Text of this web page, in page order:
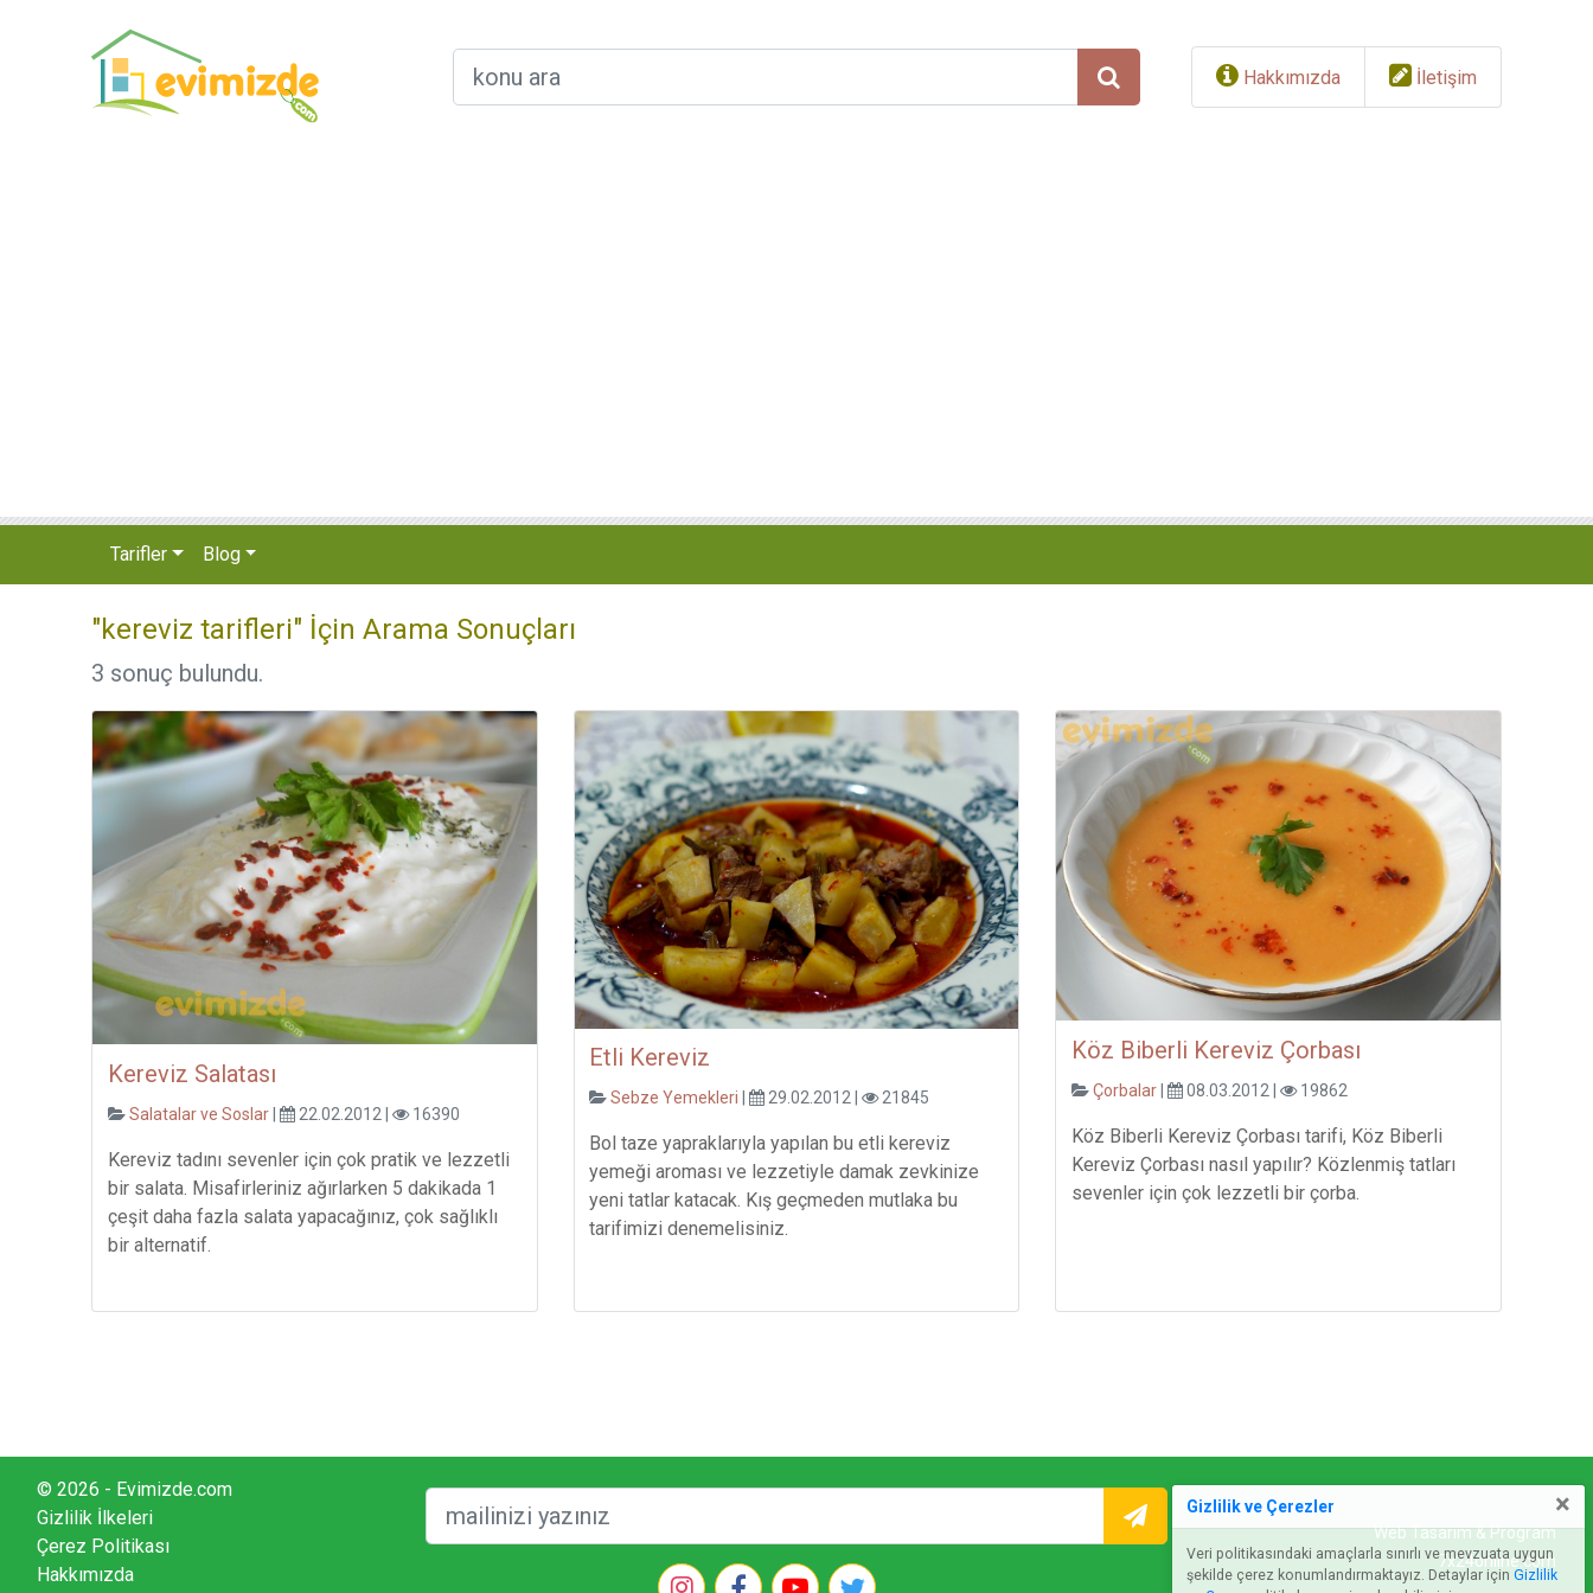
Hakkımızda İletişim
Tarifler Blog
"kereviz tarifleri" İçin Arama Sonuçları
3 sonuç bulundu.
Kereviz Salatası
Salatalar ve Soslar 22.02.2012 | 16390
Kereviz tadını sevenler için çok pratik ve lezzetli
bir salata. Misafirleriniz ağırlarken 5 dakikada 1
çeşit daha fazla salata yapacağınız, çok sağlıklı
bir alternatif.
Etli Kereviz
Sebze Yemekleri | 29.02.2012 | 21845
Bol taze yapraklarıyla yapılan bu etli kereviz
yemeği aroması ve lezzetiyle damak zevkinize
yeni tatlar katacak. Kış geçmeden mutlaka bu
tarifimizi denemelisiniz.
Köz Biberli Kereviz Çorbası
Çorbalar | 08.03.2012 | 19862
Köz Biberli Kereviz Çorbası tarifi, Köz Biberli
Kereviz Çorbası nasıl yapılır? Közlenmiş tatları
sevenler için çok lezzetli bir çorba.
© 2026 - Evimizde.com
Gizlilik İlkeleri
Çerez Politikası
Hakkımızda
Web Tasarım & Program
7x24online.com
Gizlilik ve Çerezler ×
Veri politikasındaki amaçlarla sınırlı ve mevzuata uygun
şekilde çerez konumlandırmaktayız. Detaylar için Gizlilik